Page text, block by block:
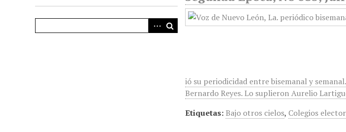
ió su periodicidad entre bisemanal y
Bernardo Reyes. Lo suplieron Aurelio
Etiquetas: Bajo otros cielos, Colegios